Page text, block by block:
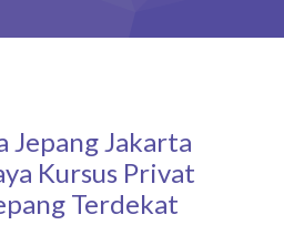
Jepang Jakarta
Kursus Privat
Terdekat